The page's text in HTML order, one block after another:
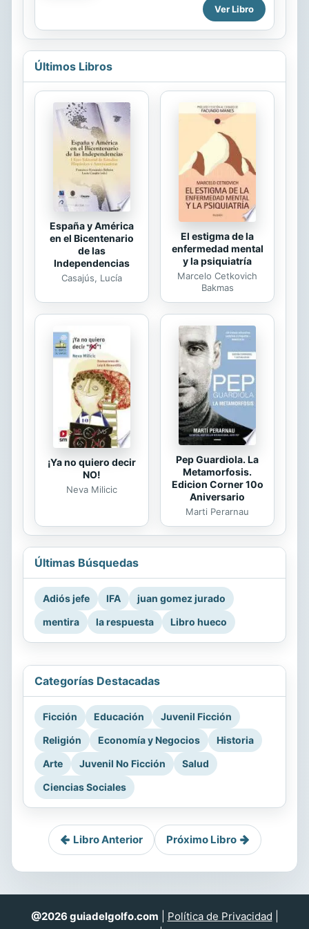
Packed with plain-English advice and
step-by-step instructions, Branding
las distintas disposiciones que
integran la Ley. Test de especial
utilidad para oposiciones y pruebas
de distinta índole.
Ver Libro
Últimos Libros
España y América
en el Bicentenario
de las
Independencias
Casajús, Lucía
El estigma de la
enfermedad mental
y la psiquiatría
Marcelo Cetkovich
Bakmas
¡Ya no quiero decir
NO!
Neva Milicic
Pep Guardiola. La
Metamorfosis.
Edicion Corner 10o
Aniversario
Marti Perarnau
Últimas Búsquedas
Adiós jefe IFA
juan gomez jurado
mentira
la respuesta Libro hueco
Categorías Destacadas
Ficción Educación
Juvenil Ficción
Religión
Economía y Negocios
Historia
Arte
Juvenil No Ficción
Salud
Ciencias Sociales
Libro Anterior Próximo Libro
@2026 guiadelgolfo.com Política de Privacidad